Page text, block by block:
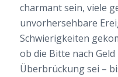
charmant sein, viele
unvorhersehbare
Schwierigkeiten
ob die Bitte nach
Überbrückung sei –